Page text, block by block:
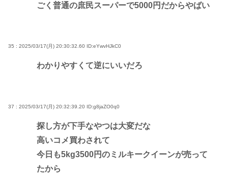
ごく普通の庶民スーパーで5000円だからやばい
35 : 2025/03/17(月) 20:30:32.60 ID:eYwvHJkC0
わかりやすくて逆にいいだろ
37 : 2025/03/17(月) 20:32:39.20 ID:g8jaZO0q0
探し方が下手なやつは大変だな
高いコメ買わされて
今日も5kg3500円のミルキークイーンが売って
たから